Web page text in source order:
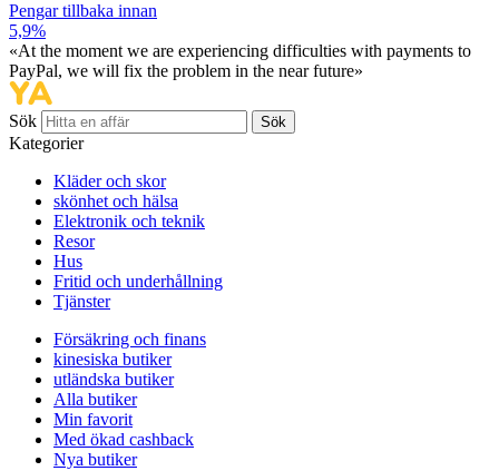
Pengar tillbaka innan
5,9%
«At the moment we are experiencing difficulties with payments to
PayPal, we will fix the problem in the near future»
Sök Sök
Kategorier
Kläder och skor
skönhet och hälsa
Elektronik och teknik
Resor
Hus
Fritid och underhållning
Tjänster
Försäkring och finans
kinesiska butiker
utländska butiker
Alla butiker
Min favorit
Med ökad cashback
Nya butiker